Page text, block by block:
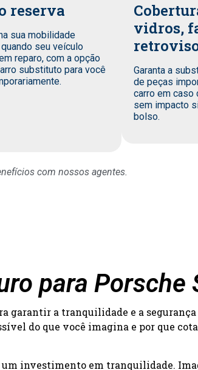
reserva
sua mobilidade
seu veículo
reparo, com a opção
substituto para você
vidros,
Garanta a
de peças
carro em caso
sem impacto
bolso.
com nossos agentes.
para Porsche
garantir a tranquilidade e a
do que você imagina e por que
um investimento em tranquilidade.